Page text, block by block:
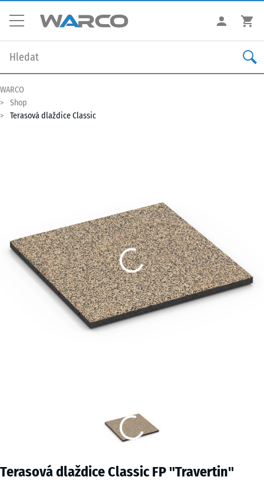
WARCO
Shop
Terasová dlaždice Classic
Terasová dlaždice Classic FP "Travertin"